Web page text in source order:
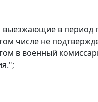
в период
числе не
в военный